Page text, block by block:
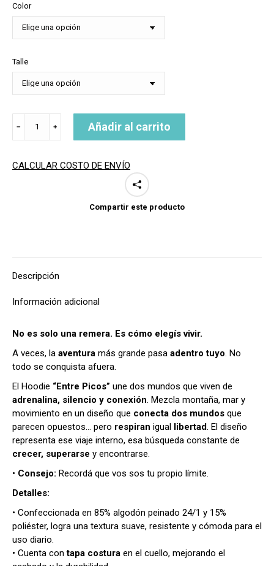
Color
Talle
ENTRE
-
LA
﹣ ﹢ Añadir al carrito
CALCULAR COSTO DE ENVÍO
Compartir este producto
Descripción
Información adicional
No es solo una remera. Es cómo elegís vivir.
A veces, la aventura más grande pasa adentro tuyo. No
todo se conquista afuera.
El Hoodie “Entre Picos” une dos mundos que viven de
adrenalina, silencio y conexión. Mezcla montaña, mar y
movimiento en un diseño que conecta dos mundos que
parecen opuestos… pero respiran igual libertad. El diseño
representa ese viaje interno, esa búsqueda constante de
crecer, superarse y encontrarse.
• Consejo: Recordá que vos sos tu propio límite.
Detalles:
• Confeccionada en 85% algodón peinado 24/1 y 15%
poliéster, logra una textura suave, resistente y cómoda para el
uso diario.
• Cuenta contapa costura en el cuello, mejorando el